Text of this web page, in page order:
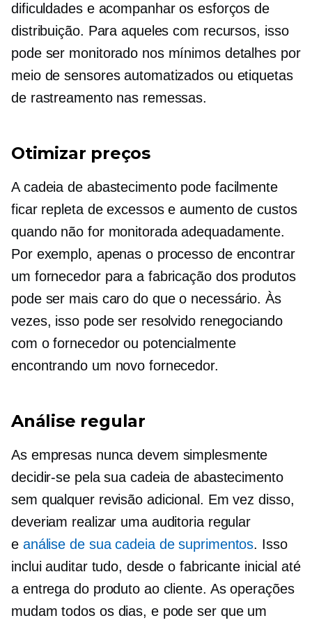
dificuldades e acompanhar os esforços de
distribuição. Para aqueles com recursos, isso
pode ser monitorado nos mínimos detalhes por
meio de sensores automatizados ou etiquetas
de rastreamento nas remessas.
Otimizar preços
A cadeia de abastecimento pode facilmente
ficar repleta de excessos e aumento de custos
quando não for monitorada adequadamente.
Por exemplo, apenas o processo de encontrar
um fornecedor para a fabricação dos produtos
pode ser mais caro do que o necessário. Às
vezes, isso pode ser resolvido renegociando
com o fornecedor ou potencialmente
encontrando um novo fornecedor.
Análise regular
As empresas nunca devem simplesmente
decidir-se pela sua cadeia de abastecimento
sem qualquer revisão adicional. Em vez disso,
deveriam realizar uma auditoria regular
e análise de sua cadeia de suprimentos. Isso
inclui auditar tudo, desde o fabricante inicial até
a entrega do produto ao cliente. As operações
mudam todos os dias, e pode ser que um